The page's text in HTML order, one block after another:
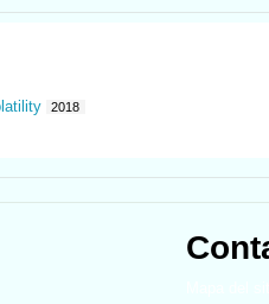
2018